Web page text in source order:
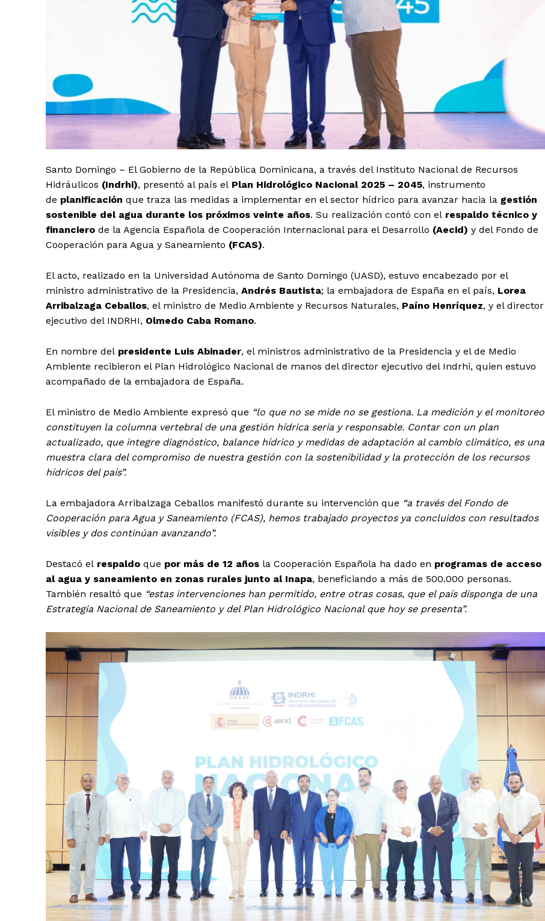
Santo Domingo – El Gobierno de la República Dominicana, a través del Instituto Nacional de Recursos
Hidráulicos (Indrhi), presentó al país el Plan Hidrológico Nacional 2025 – 2045, instrumento
de planificación que traza las medidas a implementar en el sector hídrico para avanzar hacia la gestión
sostenible del agua durante los próximos veinte años. Su realización contó con el respaldo técnico y
financiero de la Agencia Española de Cooperación Internacional para el Desarrollo (Aecid) y del Fondo de
Cooperación para Agua y Saneamiento (FCAS).
El acto, realizado en la Universidad Autónoma de Santo Domingo (UASD), estuvo encabezado por el
ministro administrativo de la Presidencia, Andrés Bautista; la embajadora de España en el país, Lorea
Arribalzaga Ceballos, el ministro de Medio Ambiente y Recursos Naturales, Paíno Henríquez, y el director
ejecutivo del INDRHI, Olmedo Caba Romano.
En nombre del presidente Luis Abinader, el ministros administrativo de la Presidencia y el de Medio
Ambiente recibieron el Plan Hidrológico Nacional de manos del director ejecutivo del Indrhi, quien estuvo
acompañado de la embajadora de España.
El ministro de Medio Ambiente expresó que “lo que no se mide no se gestiona. La medición y el monitoreo
constituyen la columna vertebral de una gestión hídrica seria y responsable. Contar con un plan
actualizado, que integre diagnóstico, balance hídrico y medidas de adaptación al cambio climático, es una
muestra clara del compromiso de nuestra gestión con la sostenibilidad y la protección de los recursos
hídricos del país”.
La embajadora Arribalzaga Ceballos manifestó durante su intervención que “a través del Fondo de
Cooperación para Agua y Saneamiento (FCAS), hemos trabajado proyectos ya concluidos con resultados
visibles y dos continúan avanzando”.
Destacó el respaldo que por más de 12 años la Cooperación Española ha dado en programas de acceso
al agua y saneamiento en zonas rurales junto al Inapa, beneficiando a más de 500.000 personas.
También resaltó que “estas intervenciones han permitido, entre otras cosas, que el país disponga de una
Estrategia Nacional de Saneamiento y del Plan Hidrológico Nacional que hoy se presenta”.